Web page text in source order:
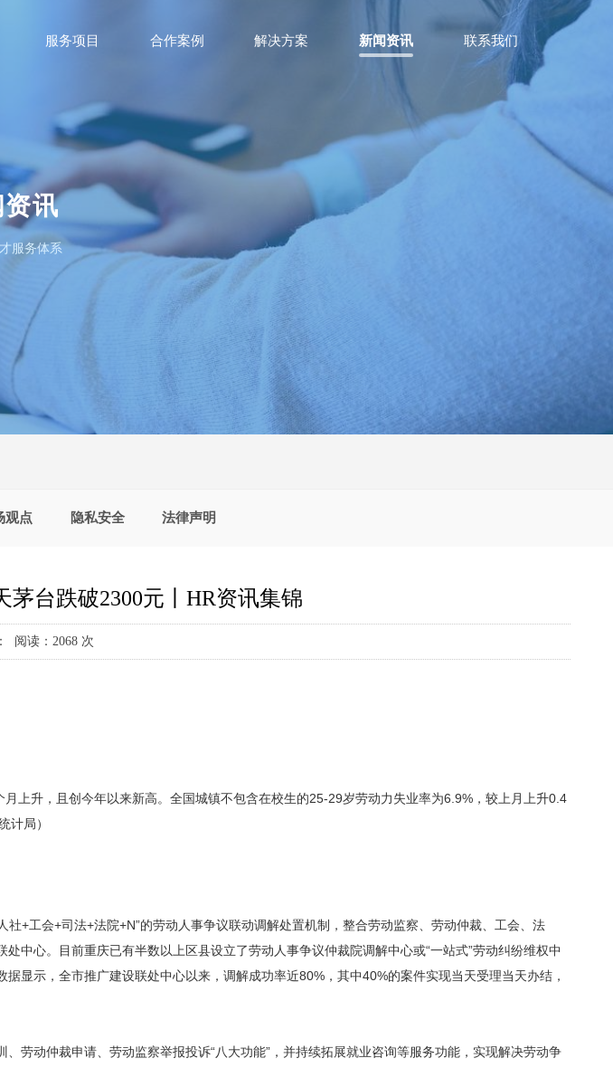
讯
服务体系
服务项目 合作案例 解决方案 新闻资讯 联系我们
观点 隐私安全 法律声明
台跌破2300元丨HR资讯集锦
阅读：2068 次
上升，且创今年以来新高。全国城镇不包含在校生的25-29岁劳动力失业率为6.9%，较上月上升0.4
计局）
+工会+司法+法院+N”的劳动人事争议联动调解处置机制，整合劳动监察、劳动仲裁、工会、法
中心。目前重庆已有半数以上区县设立了劳动人事争议仲裁院调解中心或“一站式”劳动纠纷维权中
显示，全市推广建设联处中心以来，调解成功率近80%，其中40%的案件实现当天受理当天办结，
劳动仲裁申请、劳动监察举报投诉“八大功能”，并持续拓展就业咨询等服务功能，实现解决劳动争